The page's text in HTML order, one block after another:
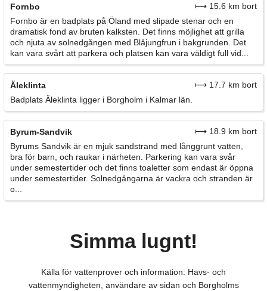
Fornbo
⟼ 15.6 km bort
Fornbo är en badplats på Öland med slipade stenar och en
dramatisk fond av bruten kalksten. Det finns möjlighet att grilla
och njuta av solnedgången med Blåjungfrun i bakgrunden. Det
kan vara svårt att parkera och platsen kan vara väldigt full vid...
Äleklinta
⟼ 17.7 km bort
Badplats Äleklinta ligger i Borgholm i Kalmar län.
Byrum-Sandvik
⟼ 18.9 km bort
Byrums Sandvik är en mjuk sandstrand med långgrunt vatten,
bra för barn, och raukar i närheten. Parkering kan vara svår
under semestertider och det finns toaletter som endast är öppna
under semestertider. Solnedgångarna är vackra och stranden är
o...
Simma lugnt!
Källa för vattenprover och information: Havs- och
vattenmyndigheten, användare av sidan och Borgholms